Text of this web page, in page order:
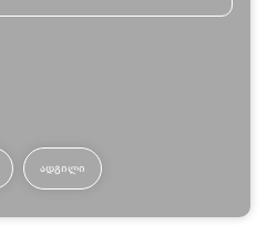
ᲐᲓᲒᲘᲚᲘ